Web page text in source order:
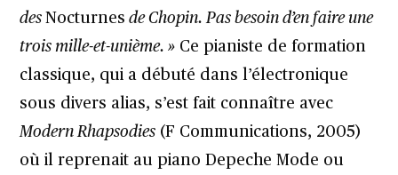
desNocturnes de Chopin. Pas besoin d’en faire une
trois mille-et-unième. » Ce pianiste de formation
classique, qui a débuté dans l’électronique
sous divers alias, s’est fait connaître avec
Modern Rhapsodies (F Communications, 2005)
où il reprenait au piano Depeche Mode ou